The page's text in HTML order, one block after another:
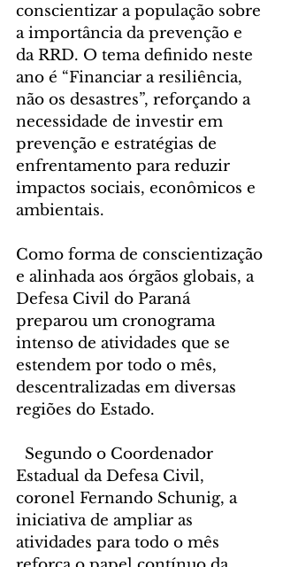
conscientizar a população sobre
a importância da prevenção e
da RRD. O tema definido neste
ano é “Financiar a resiliência,
não os desastres”, reforçando a
necessidade de investir em
prevenção e estratégias de
enfrentamento para reduzir
impactos sociais, econômicos e
ambientais.
Como forma de conscientização
e alinhada aos órgãos globais, a
Defesa Civil do Paraná
preparou um cronograma
intenso de atividades que se
estendem por todo o mês,
descentralizadas em diversas
regiões do Estado.
Segundo o Coordenador
Estadual da Defesa Civil,
coronel Fernando Schunig, a
iniciativa de ampliar as
atividades para todo o mês